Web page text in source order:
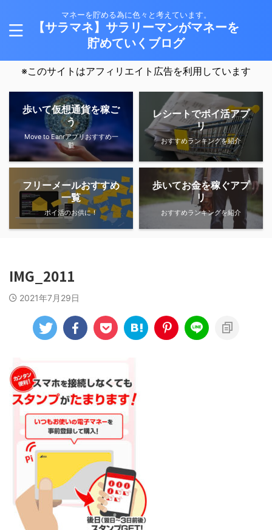
マネーを貯める為に色々と考えています。
【サラマネ】サラリーマンがマネーを
貯めていくブログ
※このサイトはアフィリエイト広告を利用しています
歩いて仮想通貨を稼ご
う
Move to Eanrアプリおすすめ一
覧
レシートでポイ活アプ
リ
おすすめランキングを紹介
フリーメールおすすめ
一覧
ポイ活のお供に！
歩いてお金を稼ぐアプ
リ
おすすめランキングを紹介
IMG_2011
2021年7月29日